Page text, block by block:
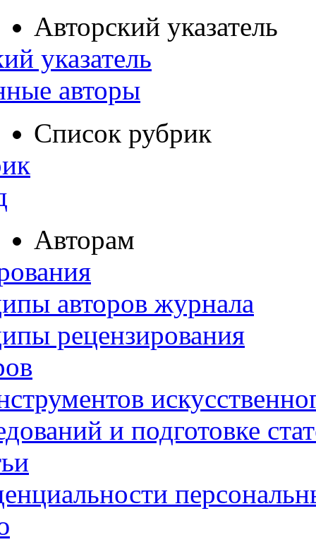
Авторский указатель
указатель
авторы
Список рубрик
Авторам
авторов журнала
рецензирования
и подготовке